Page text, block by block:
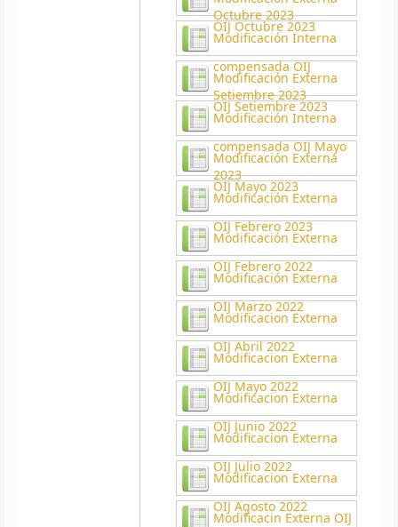
Octubre 2023
OIJ Octubre 2023
Modificación Interna
compensada OIJ
Setiembre 2023
Modificación Externa
OIJ Setiembre 2023
Modificación Interna
compensada OIJ Mayo
2023
Modificación Externa
OIJ Mayo 2023
Modificación Externa
OIJ Febrero 2023
Modificación Externa
OIJ Febrero 2022
Modificación Externa
OIJ Marzo 2022
Modificacion Externa
OIJ Abril 2022
Modificacion Externa
OIJ Mayo 2022
Modificacion Externa
OIJ Junio 2022
Modificacion Externa
OIJ Julio 2022
Modificacion Externa
OIJ Agosto 2022
Modificacin Externa OIJ